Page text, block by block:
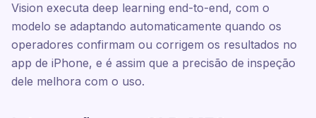
Vision executa deep learning end-to-end, com o
modelo se adaptando automaticamente quando os
operadores confirmam ou corrigem os resultados no
app de iPhone, e é assim que a precisão de inspeção
dele melhora com o uso.